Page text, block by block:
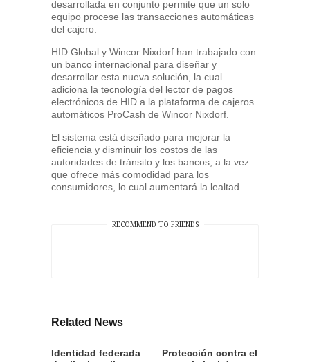
desarrollada en conjunto permite que un solo
equipo procese las transacciones automáticas
del cajero.
HID Global y Wincor Nixdorf han trabajado con
un banco internacional para diseñar y
desarrollar esta nueva solución, la cual
adiciona la tecnología del lector de pagos
electrónicos de HID a la plataforma de cajeros
automáticos ProCash de Wincor Nixdorf.
El sistema está diseñado para mejorar la
eficiencia y disminuir los costos de las
autoridades de tránsito y los bancos, a la vez
que ofrece más comodidad para los
consumidores, lo cual aumentará la lealtad.
RECOMMEND TO FRIENDS
Related News
Identidad federada
Protección contra el